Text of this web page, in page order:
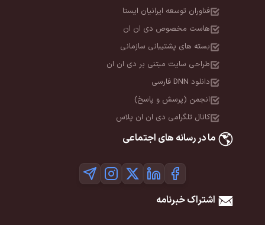
فناوران توسعه ایرانیان ایستا
هاست مخصوص دی ان ان
بسته های پشتیبانی سازمانی
طراحی سایت مبتنی بر دی ان ان
دانلود DNN فارسی
انجمن (پرسش و پاسخ)
کانال تلگرامی دی ان ان پلاس
ما در رسانه های اجتماعی
اشتراک خبرنامه